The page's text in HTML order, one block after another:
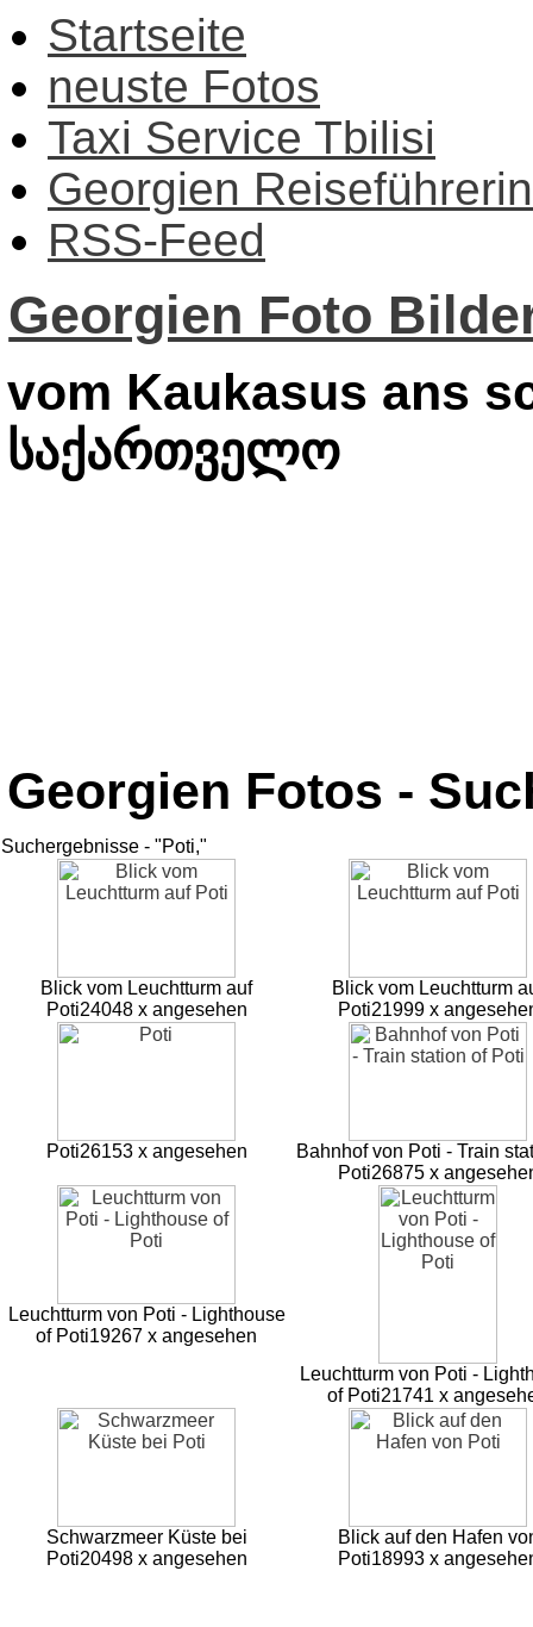
Startseite
neuste Fotos
Taxi Service Tbilisi
Georgien Reiseführerin
RSS-Feed
Georgien Foto
vom Kaukasus ans
საქართველო
Georgien Fotos -
Suchergebnisse - "Poti,"
Blick vom Leuchtturm auf
Poti24048 x angesehen
Blick vom Leuchtturm
Poti21999 x
Poti26153 x angesehen
Bahnhof von Poti - Train
Poti26875 x
Leuchtturm von Poti - Lighthouse
of Poti19267 x angesehen
Leuchtturm von Poti -
of Poti21741 x
Schwarzmeer Küste bei
Poti20498 x angesehen
Blick auf den Hafen
Poti18993 x